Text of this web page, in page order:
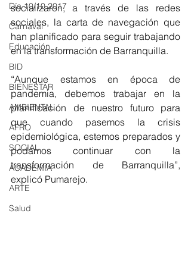
Día 10/10 2017
Carnaval
Educación
BID
BIENESTAR
AMBIENTAL
AFRO
SOCIAL
ACADEMIA
ARTE
Salud
socializaron, a través de las redes
sociales, la carta de navegación que
han planificado para seguir trabajando
en la transformación de Barranquilla.
“Aunque estamos en época de
pandemia, debemos trabajar en la
planificación de nuestro futuro para
que cuando pasemos la crisis
epidemiológica, estemos preparados y
podamos continuar con la
transformación de Barranquilla”,
explicó Pumarejo.